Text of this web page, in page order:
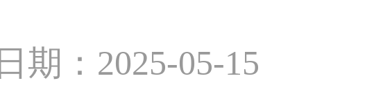
日期：2025-05-15